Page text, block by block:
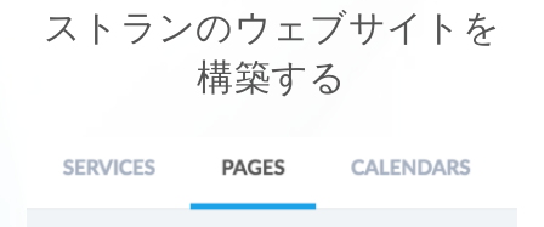
ストランのウェブサイトを
構築する